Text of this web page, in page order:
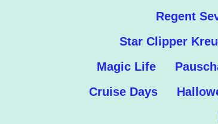
Regent
Star Clipper
Magic Life
Cruise Days